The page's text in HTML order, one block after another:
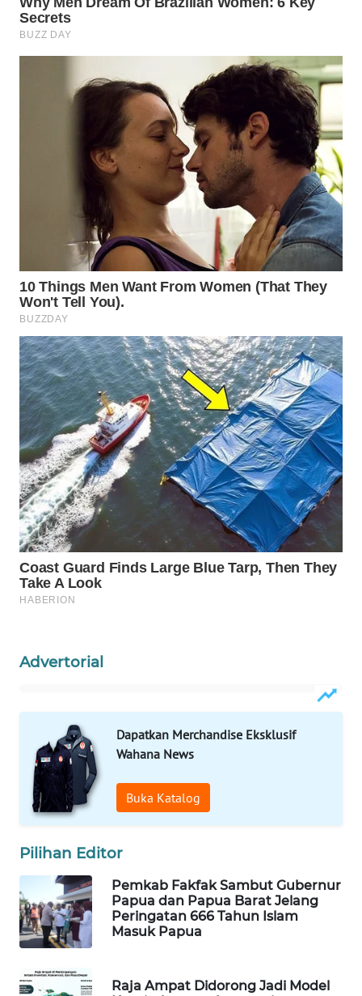
Advertorial
Dapatkan Merchandise Eksklusif
Wahana News
Buka Katalog
Pilihan Editor
Pemkab Fakfak Sambut Gubernur
Papua dan Papua Barat Jelang
Peringatan 666 Tahun Islam
Masuk Papua
Raja Ampat Didorong Jadi Model
MARTABAT
NET
KOPEKLIN
PORTAL
KONSUMEN
FORWAMKI
ALPERKLINAS
FORJASIDA
TAMBANG
NEWS
SITUNGIR
NEWS
SIDIKALANG
SIBARAGAS
METRO
SIANTAR
NEWS
METRO
MEDAN
METRO
JAKARTA
NEWS
NEWS